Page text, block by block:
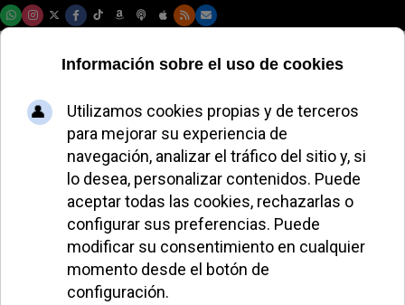
La Secretaría del
Sínodo se distancia
del informe sobre
homosexualidad